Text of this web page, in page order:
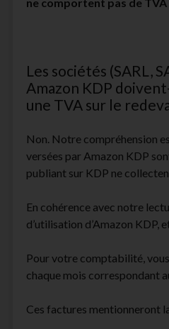
Les sociétés (SARL,
Amazon KDP
une TVA sur le
Non. Notre compréhension
versées par Amazon KDP
publiant sur KDP ne
En cohérence avec notre
d’utilisation d’Amazon KDP,
Pour votre comptabilité,
chaque mois correspondant
Ces factures mentionneront